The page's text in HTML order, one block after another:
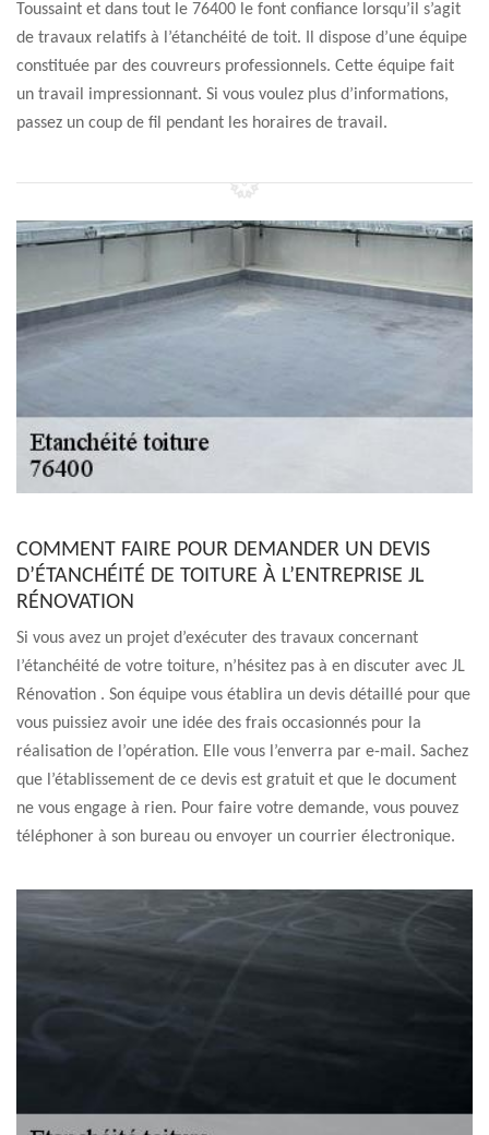
Toussaint et dans tout le 76400 le font confiance lorsqu’il s’agit
de travaux relatifs à l’étanchéité de toit. Il dispose d’une équipe
constituée par des couvreurs professionnels. Cette équipe fait
un travail impressionnant. Si vous voulez plus d’informations,
passez un coup de fil pendant les horaires de travail.
COMMENT FAIRE POUR DEMANDER UN DEVIS
D’ÉTANCHÉITÉ DE TOITURE À L’ENTREPRISE JL
RÉNOVATION
Si vous avez un projet d’exécuter des travaux concernant
l’étanchéité de votre toiture, n’hésitez pas à en discuter avec JL
Rénovation . Son équipe vous établira un devis détaillé pour que
vous puissiez avoir une idée des frais occasionnés pour la
réalisation de l’opération. Elle vous l’enverra par e-mail. Sachez
que l’établissement de ce devis est gratuit et que le document
ne vous engage à rien. Pour faire votre demande, vous pouvez
téléphoner à son bureau ou envoyer un courrier électronique.